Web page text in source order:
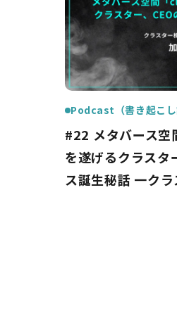
Podcast（書き起こし
#22 メタバース
を遂げるクラスタ
ス誕生秘話 一ク